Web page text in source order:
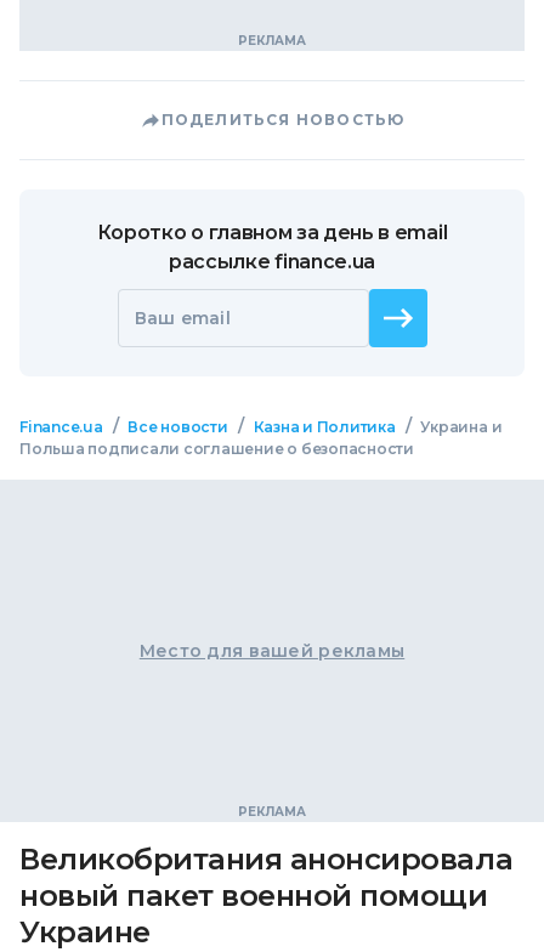
ПОДЕЛИТЬСЯ НОВОСТЬЮ
Коротко о главном за день в email
рассылке finance.ua
Ваш email
Finance.ua / Все новости / Казна и Политика / Украина и
Польша подписали соглашение о безопасности
Место для вашей рекламы
Великобритания анонсировала
новый пакет военной помощи
Украине